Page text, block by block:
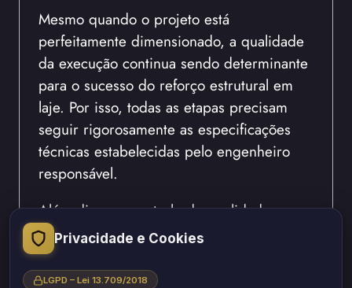
Mesmo quando o projeto está
perfeitamente dimensionado, a qualidade
da execução continua sendo determinante
para o sucesso do reforço estrutural em
laje. Por isso, todas as etapas precisam
seguir rigorosamente as especificações
técnicas estabelecidas pelo engenheiro
responsável.
Além disso, o controle de qualidade
durante a obra reduz significativamente a
possibilidade de falhas construtivas. Dessa
forma, a estrutura trabalha exatamente
Privacidade e Cookies
LGPD – Lei 13.709/2018